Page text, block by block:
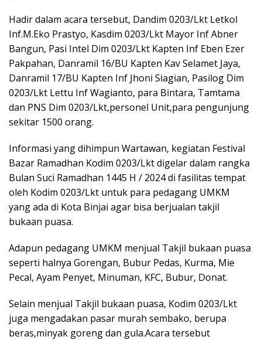
Hadir dalam acara tersebut, Dandim 0203/Lkt Letkol
Inf.M.Eko Prastyo, Kasdim 0203/Lkt Mayor Inf Abner
Bangun, Pasi Intel Dim 0203/Lkt Kapten Inf Eben Ezer
Pakpahan, Danramil 16/BU Kapten Kav Selamet Jaya,
Danramil 17/BU Kapten Inf Jhoni Siagian, Pasilog Dim
0203/Lkt Lettu Inf Wagianto, para Bintara, Tamtama
dan PNS Dim 0203/Lkt,personel Unit,para pengunjung
sekitar 1500 orang.
Informasi yang dihimpun Wartawan, kegiatan Festival
Bazar Ramadhan Kodim 0203/Lkt digelar dalam rangka
Bulan Suci Ramadhan 1445 H / 2024 di fasilitas tempat
oleh Kodim 0203/Lkt untuk para pedagang UMKM
yang ada di Kota Binjai agar bisa berjualan takjil
bukaan puasa.
Adapun pedagang UMKM menjual Takjil bukaan puasa
seperti halnya Gorengan, Bubur Pedas, Kurma, Mie
Pecal, Ayam Penyet, Minuman, KFC, Bubur, Donat.
Selain menjual Takjil bukaan puasa, Kodim 0203/Lkt
juga mengadakan pasar murah sembako, berupa
beras,minyak goreng dan gula.Acara tersebut